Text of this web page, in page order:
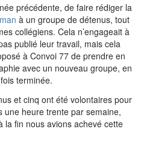
précédente, de faire rédiger la
à un groupe de détenus, tout
collégiens. Cela n’engageait à
publié leur travail, mais cela
à Convoi 77 de prendre en
avec un nouveau groupe, en
terminée.
et cinq ont été volontaires pour
une heure trente par semaine,
la fin nous avions achevé cette